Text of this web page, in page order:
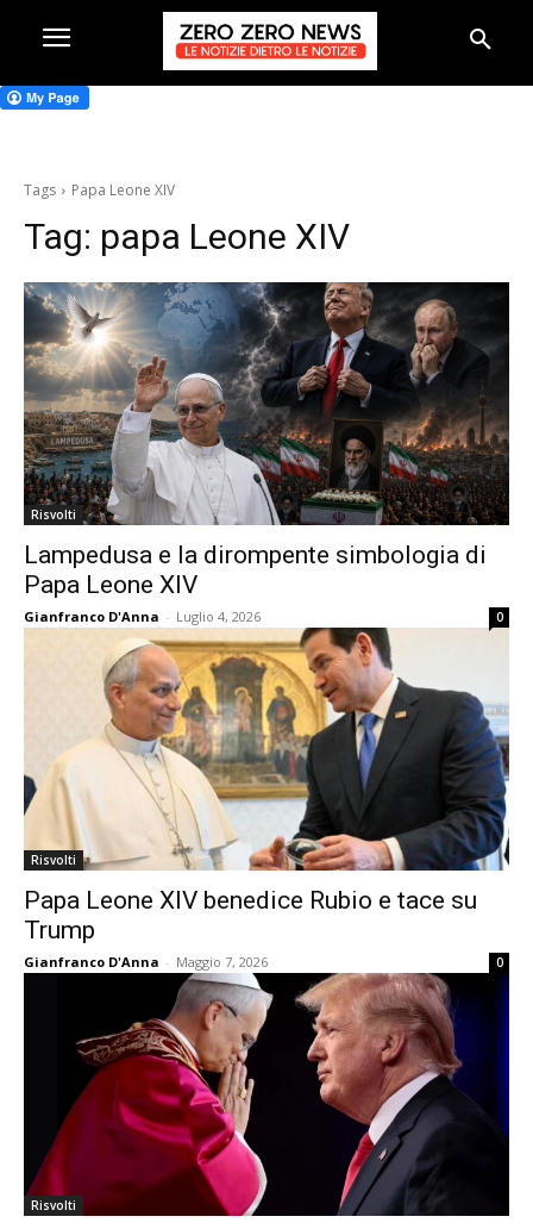
Tags Papa Leone XIV
Tag: papa Leone XIV
Risvolti
Lampedusa e la dirompente simbologia di
Papa Leone XIV
Gianfranco D'Anna - Luglio 4, 2026 0
Risvolti
Papa Leone XIV benedice Rubio e tace su
Trump
Gianfranco D'Anna - Maggio 7, 2026 0
Risvolti